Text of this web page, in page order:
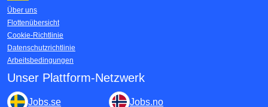
Über uns
Flottenübersicht
Cookie-Richtlinie
Datenschutzrichtlinie
Arbeitsbedingungen
Unser Plattform-Netzwerk
Jobs.se Jobs.no